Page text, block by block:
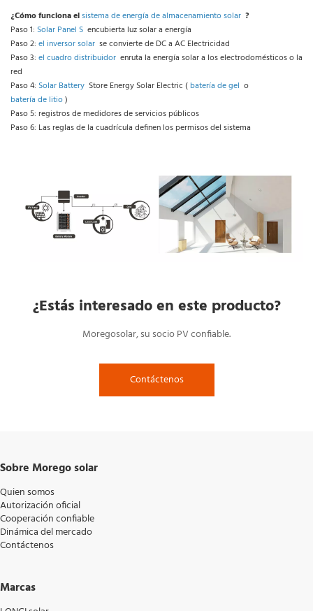
¿Cómo funciona el sistema de energía de almacenamiento solar ?
Paso 1: Solar Panel S encubierta luz solar a energía
Paso 2: el inversor solar se convierte de DC a AC Electricidad
Paso 3: el cuadro distribuidor enruta la energía solar a los electrodomésticos o la
red
Paso 4: Solar Battery Store Energy Solar Electric ( batería de gel o
batería de litio )
Paso 5: registros de medidores de servicios públicos
Paso 6: Las reglas de la cuadrícula definen los permisos del sistema
¿Estás interesado en este producto?
Moregosolar, su socio PV confiable.
Contáctenos
Sobre Morego solar
Quien somos
Autorización oficial
Cooperación confiable
Dinámica del mercado
Contáctenos
Marcas